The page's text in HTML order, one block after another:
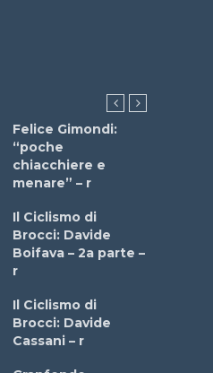
Felice Gimondi:
“poche
chiacchiere e
menare” – r
Il Ciclismo di
Brocci: Davide
Boifava – 2a parte –
r
Il Ciclismo di
Brocci: Davide
Cassani – r